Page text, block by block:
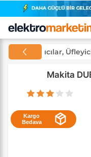
Isıtıcılar,
Makita
Kargo
Bedava